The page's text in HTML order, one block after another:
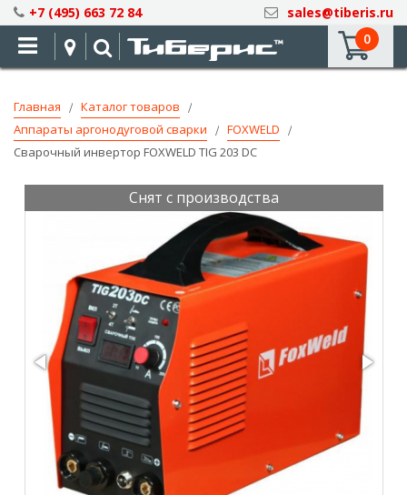
Skip
to
Content
+7 (495) 663 72 84
sales@tiberis.ru
0
Главная
Каталог товаров
Аппараты аргонодуговой сварки
FOXWELD
Сварочный инвертор FOXWELD TIG 203 DC
Снят с производства